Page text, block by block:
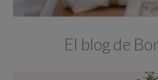
El blog de